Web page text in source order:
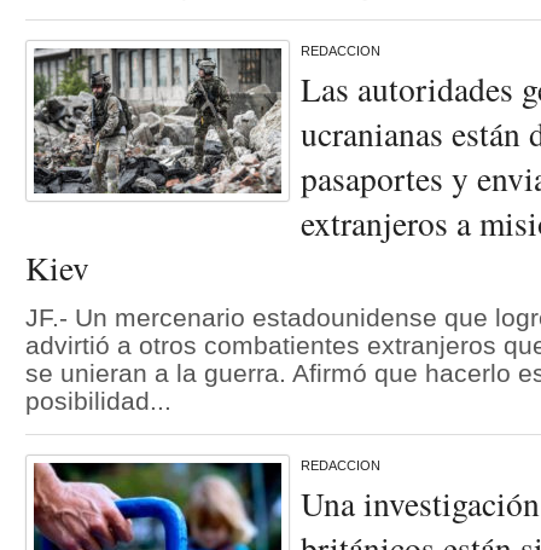
REDACCION
Las autoridades
ucranianas están
pasaportes y
extranjeros a
Kiev
JF.- Un mercenario estadounidense que
advirtió a otros combatientes extranjeros
se unieran a la guerra. Afirmó que hacerlo
posibilidad...
REDACCION
Una